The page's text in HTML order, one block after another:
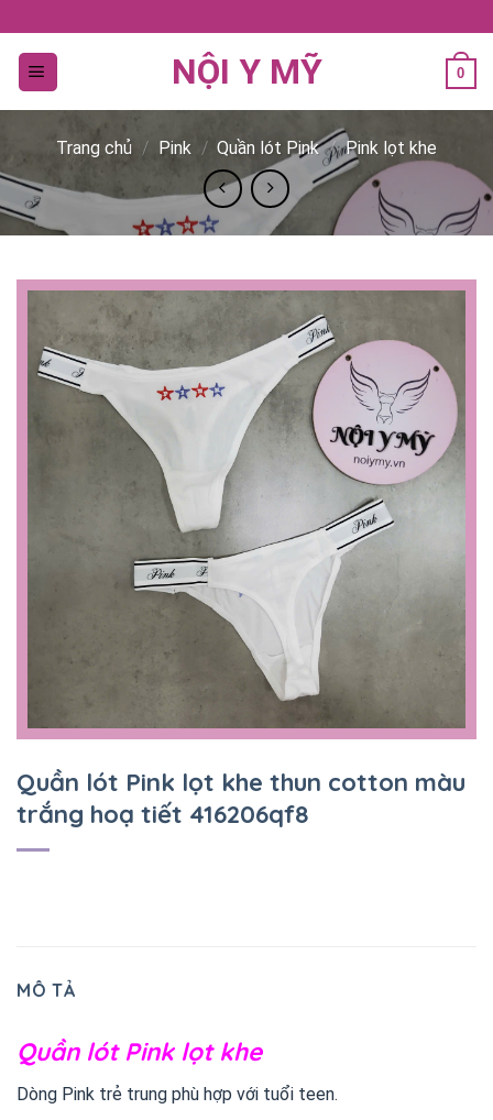
qua
dung
NỘI Y MỸ 0
Trang chủ / Pink / Quần lót Pink / Pink lọt khe
Quần lót Pink lọt khe thun cotton màu
trắng hoạ tiết 416206qf8
MÔ TẢ
Quần lót Pink lọt khe
Dòng Pink trẻ trung phù hợp với tuổi teen.